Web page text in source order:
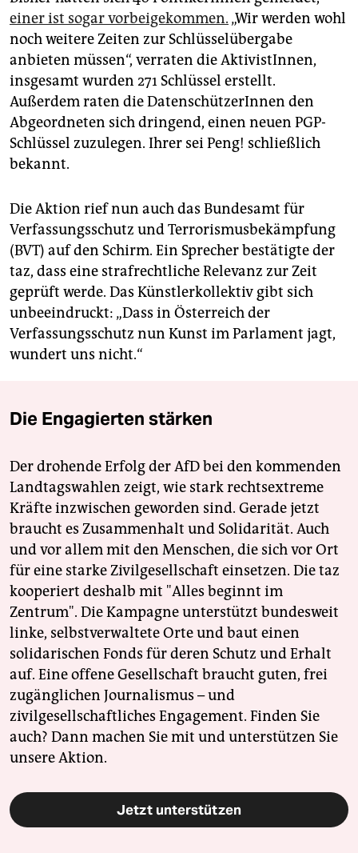
einer ist sogar vorbeigekommen. „Wir werden wohl
noch weitere Zeiten zur Schlüsselübergabe
anbieten müssen“, verraten die AktivistInnen,
insgesamt wurden 271 Schlüssel erstellt.
Außerdem raten die DatenschützerInnen den
Abgeordneten sich dringend, einen neuen PGP-
Schlüssel zuzulegen. Ihrer sei Peng! schließlich
bekannt.
Die Aktion rief nun auch das Bundesamt für
Verfassungsschutz und Terrorismusbekämpfung
(BVT) auf den Schirm. Ein Sprecher bestätigte der
taz, dass eine strafrechtliche Relevanz zur Zeit
geprüft werde. Das Künstlerkollektiv gibt sich
unbeeindruckt: „Dass in Österreich der
Verfassungsschutz nun Kunst im Parlament jagt,
wundert uns nicht.“
Die Engagierten stärken
Der drohende Erfolg der AfD bei den kommenden
Landtagswahlen zeigt, wie stark rechtsextreme
Kräfte inzwischen geworden sind. Gerade jetzt
braucht es Zusammenhalt und Solidarität. Auch
und vor allem mit den Menschen, die sich vor Ort
für eine starke Zivilgesellschaft einsetzen. Die taz
kooperiert deshalb mit "Alles beginnt im
Zentrum". Die Kampagne unterstützt bundesweit
linke, selbstverwaltete Orte und baut einen
solidarischen Fonds für deren Schutz und Erhalt
auf. Eine offene Gesellschaft braucht guten, frei
zugänglichen Journalismus – und
zivilgesellschaftliches Engagement. Finden Sie
auch? Dann machen Sie mit und unterstützen Sie
unsere Aktion.
Jetzt unterstützen